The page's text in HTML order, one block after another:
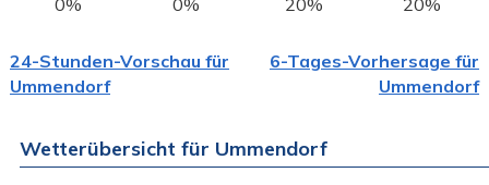
0% 0% 20% 20%
24-Stunden-Vorschau für
Ummendorf
6-Tages-Vorhersage für
Ummendorf
Wetterübersicht für Ummendorf